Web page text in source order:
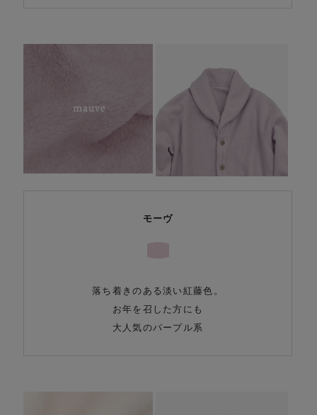
モーヴ
落ち着きのある淡い紅藤色。
お年を召した方にも
大人気のパープル系